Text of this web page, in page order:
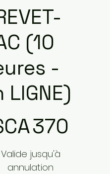
(10
-
LIGNE)
370
Valide jusqu'à
annulation